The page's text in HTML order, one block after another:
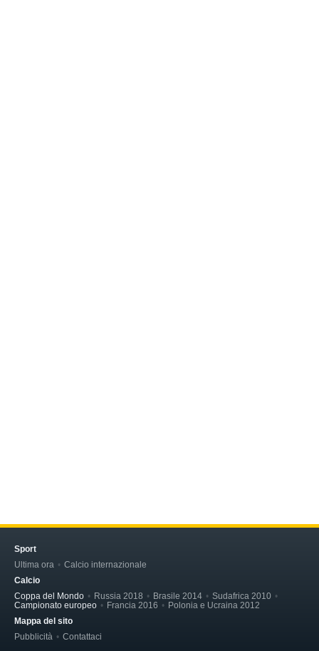
Sport
Ultima ora
Calcio internazionale
Calcio
Coppa del Mondo
Russia 2018 Brasile 2014
Sudafrica 2010
Campionato europeo
Francia 2016
Polonia e Ucraina 2012
Mappa del sito
Pubblicità
Contattaci